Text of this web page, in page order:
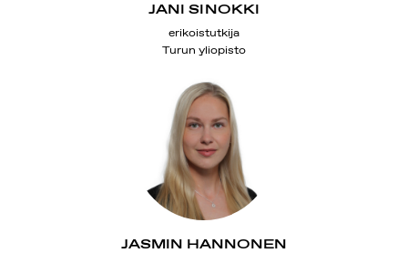
JANI SINOKKI
erikoistutkija
Turun yliopisto
JASMIN HANNONEN